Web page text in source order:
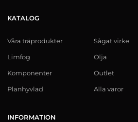
KATALOG
Våra träprodukter
Limfog
Komponenter
Planhyvlad
Sågat virke
Olja
Outlet
Alla varor
INFORMATION